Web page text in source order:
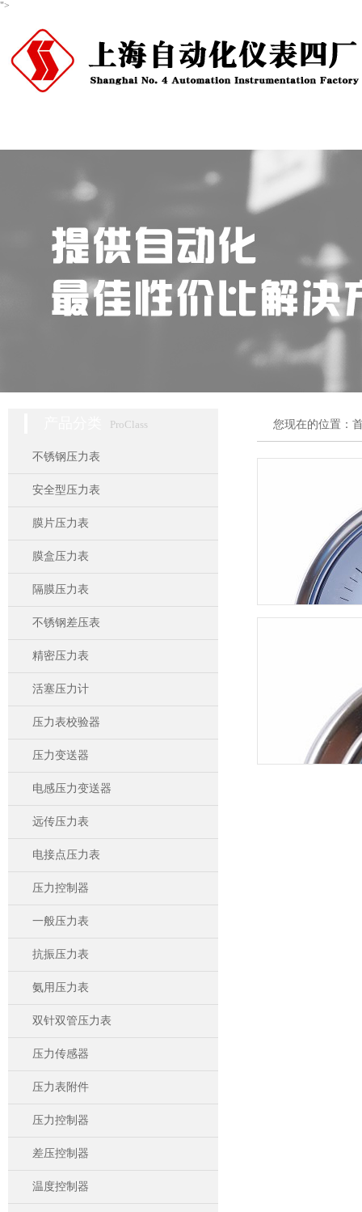
">
ProClass
不锈钢压力表
安全型压力表
膜片压力表
膜盒压力表
隔膜压力表
不锈钢差压表
精密压力表
活塞压力计
压力表校验器
压力变送器
电感压力变送器
远传压力表
电接点压力表
压力控制器
一般压力表
抗振压力表
氨用压力表
双针双管压力表
压力传感器
压力表附件
压力控制器
差压控制器
温度控制器
您现在的位置：